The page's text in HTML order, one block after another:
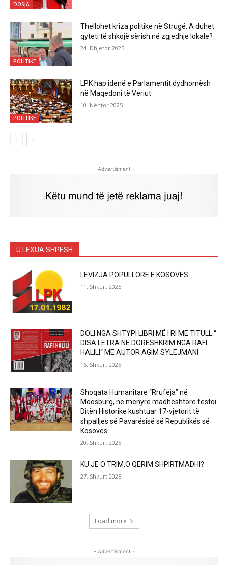
DOSJA
POLITIKË
Thellohet kriza politike në Strugë: A duhet
qyteti të shkojë sërish në zgjedhje lokale?
24. Dhjetor 2025
POLITIKË
LPK hap idenë e Parlamentit dydhomësh
në Maqedoni të Veriut
10. Nëntor 2025
- Advertisment -
U LEXUA SHPESH
LËVIZJA POPULLORE E KOSOVËS
11. Shkurt 2025
DOLI NGA SHTYPI LIBRI MË I RI ME TITULL:“
DISA LETRA NË DORËSHKRIM NGA RAFI
HALILI“ ME AUTOR AGIM SYLEJMANI
16. Shkurt 2025
Shoqata Humanitare “Rrufeja” në
Moosburg, në mënyrë madhështore festoi
Ditën Historike kushtuar 17-vjetorit të
shpalljes së Pavarësisë së Republikës së
Kosovës.
20. Shkurt 2025
KU JE O TRIM,O QERIM SHPIRTMADHI?
27. Shkurt 2025
Load more
- Advertisment -